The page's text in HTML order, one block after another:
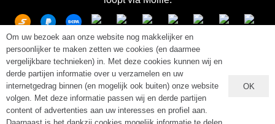
Om uw bezoek aan onze website nog makkelijker en
persoonlijker te maken zetten we cookies (en daarmee
vergelijkbare technieken) in. Met deze cookies kunnen wij en
derde partijen informatie over u verzamelen en uw
internetgedrag binnen (en mogelijk ook buiten) onze website
volgen. Met deze informatie passen wij en derde partijen
content of advertenties aan uw interesses en profiel aan.
OK